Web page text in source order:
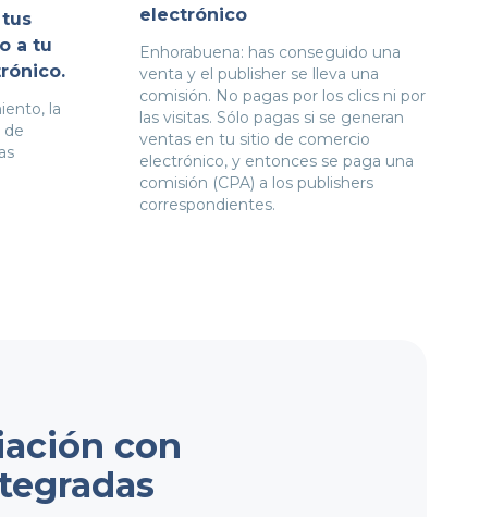
a tu
la
de
electrónico
Enhorabuena: has conseguido una
venta y el publisher se lleva una
comisión. No pagas por los clics ni por
las visitas. Sólo pagas si se generan
ventas en tu sitio de comercio
electrónico, y entonces se paga una
comisión (CPA) a los publishers
correspondientes.
con